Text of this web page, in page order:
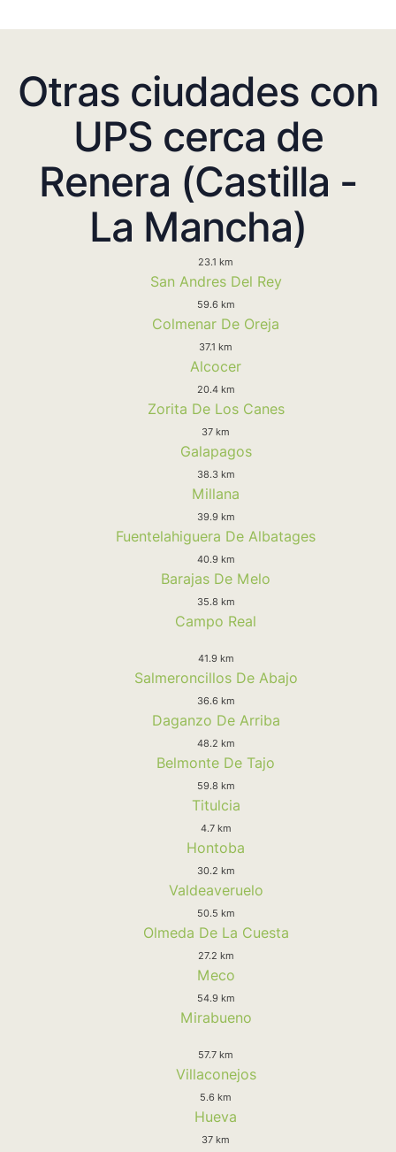
Otras ciudades con
UPS cerca de
Renera (Castilla -
La Mancha)
23.1 km
San Andres Del Rey
59.6 km
Colmenar De Oreja
37.1 km
Alcocer
20.4 km
Zorita De Los Canes
37 km
Galapagos
38.3 km
Millana
39.9 km
Fuentelahiguera De Albatages
40.9 km
Barajas De Melo
35.8 km
Campo Real
41.9 km
Salmeroncillos De Abajo
36.6 km
Daganzo De Arriba
48.2 km
Belmonte De Tajo
59.8 km
Titulcia
4.7 km
Hontoba
30.2 km
Valdeaveruelo
50.5 km
Olmeda De La Cuesta
27.2 km
Meco
54.9 km
Mirabueno
57.7 km
Villaconejos
5.6 km
Hueva
37 km